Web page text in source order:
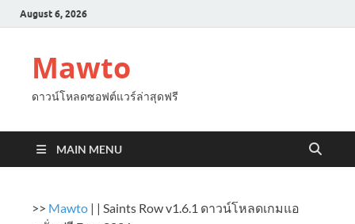
August 6, 2026
Mawto
ดาวน์โหลดซอฟต์แวร์ล่าสุดฟรี
MAIN MENU
>> Mawto | | Saints Row v1.6.1 ดาวน์โหลดเกมแอ